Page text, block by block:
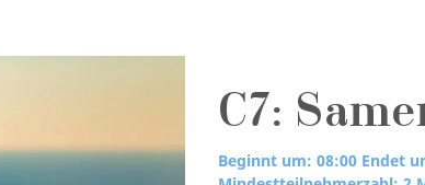
C7:
Beginnt um: 08:00 Endet